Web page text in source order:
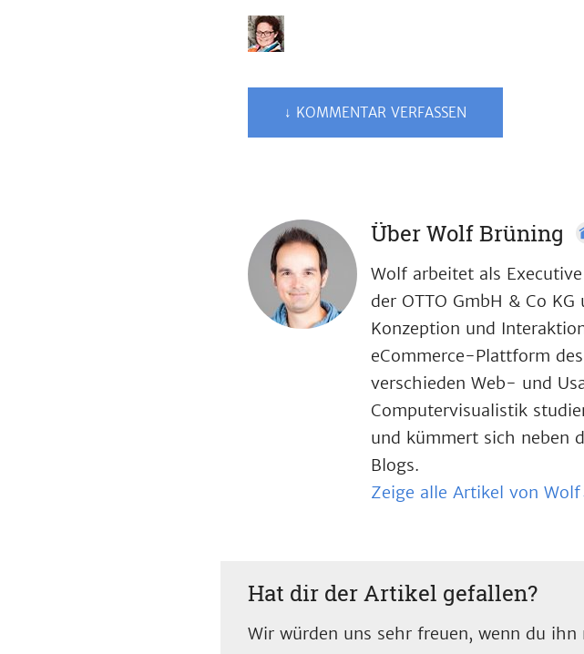
↓ KOMMENTAR VERFASSEN
Über Wolf Brüning
Wolf arbeitet als
der OTTO GmbH & Co
Konzeption und
eCommerce-Plattform
verschieden Web- und
Computervisualistik
und kümmert sich neben
Blogs.
Zeige alle Artikel von
Hat dir der Artikel gefallen?
Wir würden uns sehr freuen, wenn du